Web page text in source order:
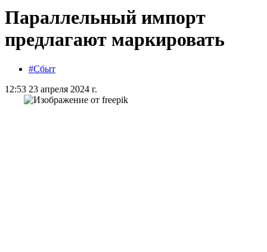
Параллельный импорт
предлагают маркировать
#Сбыт
12:53 23 апреля 2024 г.